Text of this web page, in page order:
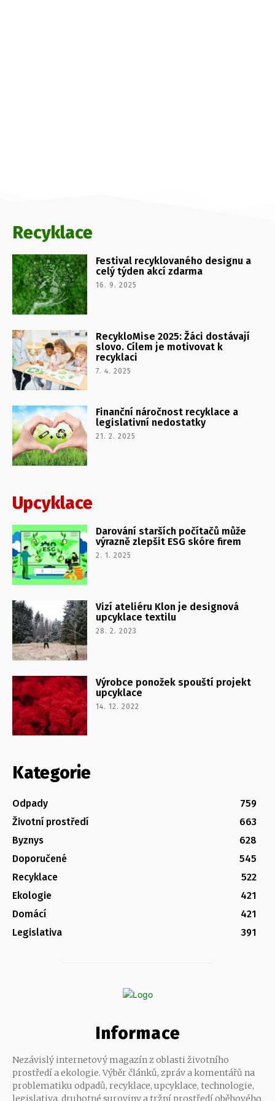
Recyklace
Festival recyklovaného designu a
celý týden akcí zdarma
16. 9. 2025
RecykloMise 2025: Žáci dostávají
slovo. Cílem je motivovat k
recyklaci
7. 4. 2025
Finanční náročnost recyklace a
legislativní nedostatky
21. 2. 2025
Upcyklace
Darování starších počítačů může
výrazně zlepšit ESG skóre firem
2. 1. 2025
Vizí ateliéru Klon je designová
upcyklace textilu
28. 2. 2023
Výrobce ponožek spouští projekt
upcyklace
14. 12. 2022
Kategorie
Odpady
759
Životní prostředí
663
Byznys
628
Doporučené
545
Recyklace
522
Ekologie
421
Domácí
421
Legislativa
391
Informace
Nezávislý internetový magazín z oblasti životního
prostředí a ekologie. Výběr článků, zpráv a komentářů na
problematiku odpadů, recyklace, upcyklace, technologie,